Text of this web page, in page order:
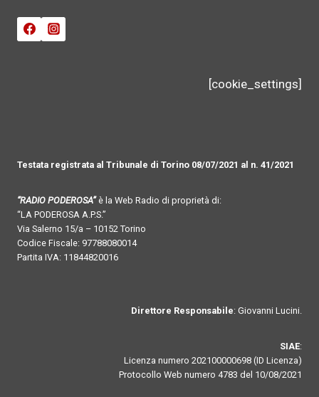
[cookie_settings]
Testata registrata al Tribunale di Torino 08/07/2021 al n. 41/2021
“RADIO PODEROSA”è la Web Radio di proprietà di:
“LA PODEROSA A.P.S.”
Via Salerno 15/a – 10152 Torino
Codice Fiscale: 97788080014
Partita IVA: 11844820016
Direttore Responsabile: Giovanni Lucini.
SIAE:
Licenza numero 202100000698 (ID Licenza)
Protocollo Web numero 4783 del 10/08/2021